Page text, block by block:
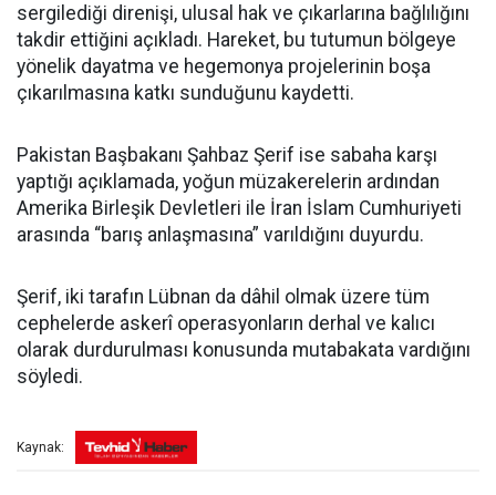
sergilediği direnişi, ulusal hak ve çıkarlarına bağlılığını
takdir ettiğini açıkladı. Hareket, bu tutumun bölgeye
yönelik dayatma ve hegemonya projelerinin boşa
çıkarılmasına katkı sunduğunu kaydetti.
Pakistan Başbakanı Şahbaz Şerif ise sabaha karşı
yaptığı açıklamada, yoğun müzakerelerin ardından
Amerika Birleşik Devletleri ile İran İslam Cumhuriyeti
arasında “barış anlaşmasına” varıldığını duyurdu.
Şerif, iki tarafın Lübnan da dâhil olmak üzere tüm
cephelerde askerî operasyonların derhal ve kalıcı
olarak durdurulması konusunda mutabakata vardığını
söyledi.
Kaynak: